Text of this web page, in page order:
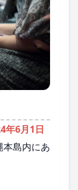
年6月1日
本島内にあ